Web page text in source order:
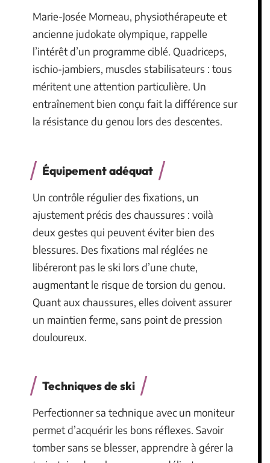
Marie-Josée Morneau, physiothérapeute et
ancienne judokate olympique, rappelle
l’intérêt d’un programme ciblé. Quadriceps,
ischio-jambiers, muscles stabilisateurs : tous
méritent une attention particulière. Un
entraînement bien conçu fait la différence sur
la résistance du genou lors des descentes.
Équipement adéquat
Un contrôle régulier des fixations, un
ajustement précis des chaussures : voilà
deux gestes qui peuvent éviter bien des
blessures. Des fixations mal réglées ne
libéreront pas le ski lors d’une chute,
augmentant le risque de torsion du genou.
Quant aux chaussures, elles doivent assurer
un maintien ferme, sans point de pression
douloureux.
Techniques de ski
Perfectionner sa technique avec un moniteur
permet d’acquérir les bons réflexes. Savoir
tomber sans se blesser, apprendre à gérer la